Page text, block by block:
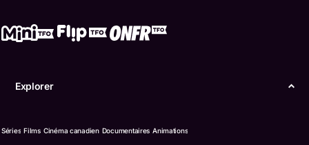
Explorer
Séries Films Cinéma canadien Documentaires Animations
IDÉLLO